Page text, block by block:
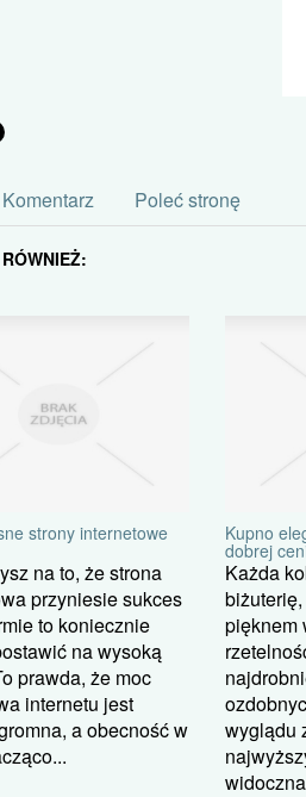
Poleć stronę
strony internetowe
na to, że strona
przyniesie sukces
to koniecznie
na wysoką
prawda, że moc
internetu jest
a obecność w
Kupno
dobrej
Każda
pięknem
wyglądu